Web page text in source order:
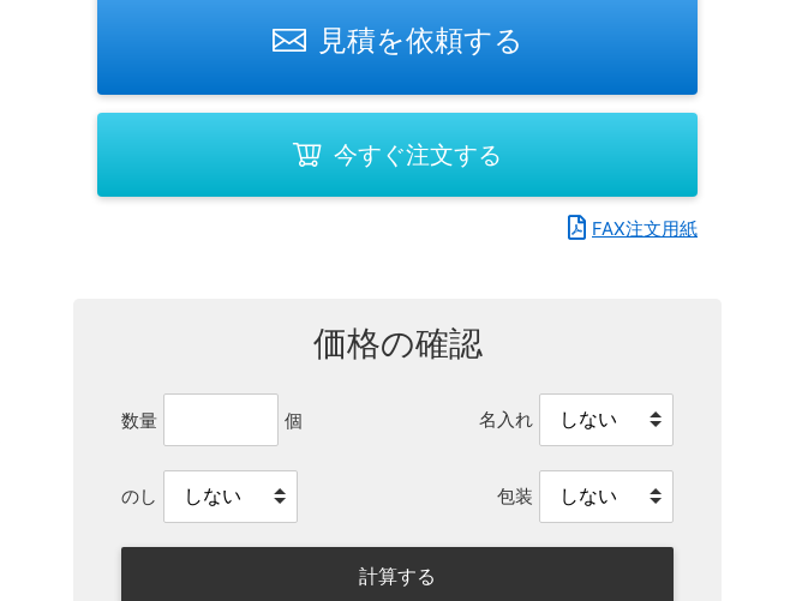
見積を依頼する
今すぐ注文する
FAX注文用紙
価格の確認
数量 個 名入れ
のし 包装
計算する